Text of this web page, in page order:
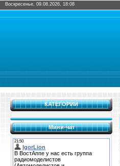
Воскресенье, 09.08.2026, 18:08
КАТЕГОРИИ
Мини-чат